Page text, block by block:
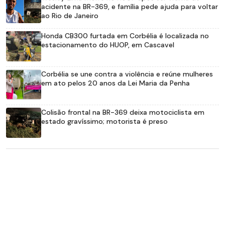
acidente na BR-369, e família pede ajuda para voltar
ao Rio de Janeiro
Honda CB300 furtada em Corbélia é localizada no
estacionamento do HUOP, em Cascavel
Corbélia se une contra a violência e reúne mulheres
em ato pelos 20 anos da Lei Maria da Penha
Colisão frontal na BR-369 deixa motociclista em
estado gravíssimo; motorista é preso